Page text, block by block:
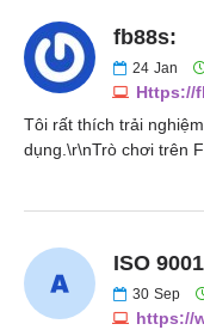
fb88s:
24 Jan
Https://
Tôi rất thích trải
dụng.\r\nTrò chơi trên
ISO
30 Sep
https://